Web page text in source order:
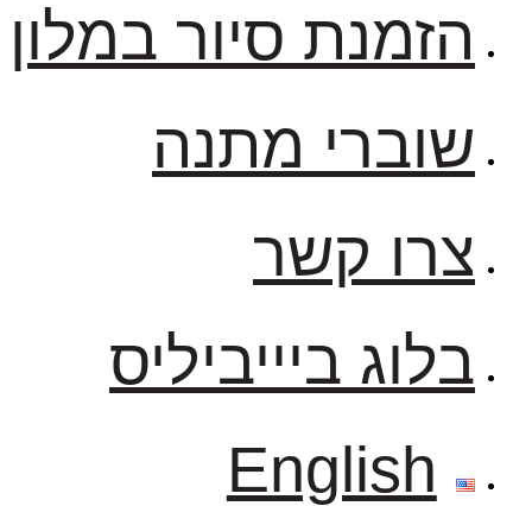
הזמנת סיור במלון
שוברי מתנה
צרו קשר
בלוג ביייביליס
English